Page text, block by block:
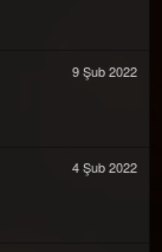
9 Şub 2022
4 Şub 2022